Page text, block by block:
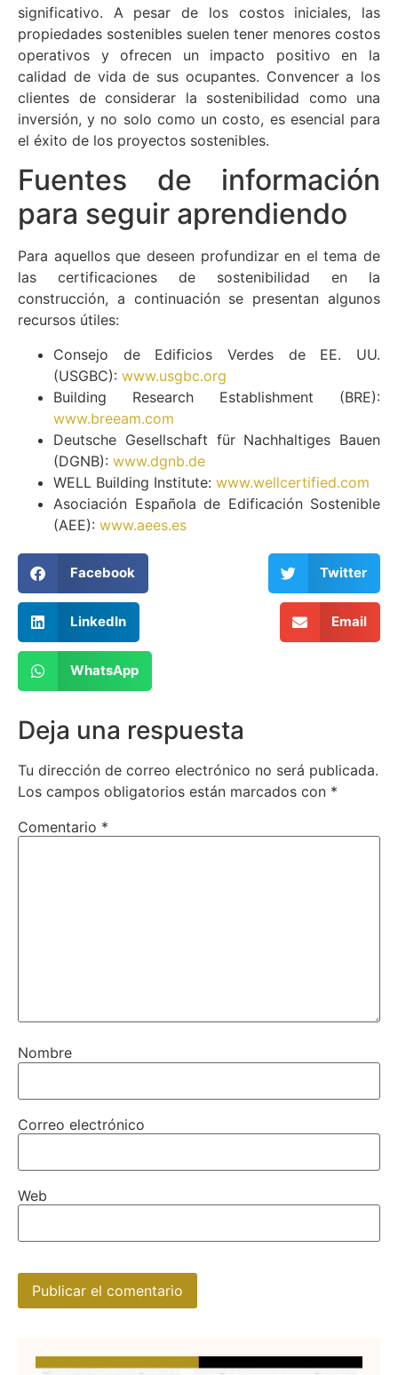
significativo. A pesar de los costos iniciales, las
propiedades sostenibles suelen tener menores costos
operativos y ofrecen un impacto positivo en la
calidad de vida de sus ocupantes. Convencer a los
clientes de considerar la sostenibilidad como una
inversión, y no solo como un costo, es esencial para
el éxito de los proyectos sostenibles.
Fuentes de información
para seguir aprendiendo
Para aquellos que deseen profundizar en el tema de
las certificaciones de sostenibilidad en la
construcción, a continuación se presentan algunos
recursos útiles:
Consejo de Edificios Verdes de EE. UU.
(USGBC): www.usgbc.org
Building Research Establishment (BRE):
www.breeam.com
Deutsche Gesellschaft für Nachhaltiges Bauen
(DGNB): www.dgnb.de
WELL Building Institute: www.wellcertified.com
Asociación Española de Edificación Sostenible
(AEE): www.aees.es
Facebook Twitter
LinkedIn Email
WhatsApp
Deja una respuesta
Tu dirección de correo electrónico no será publicada.
Los campos obligatorios están marcados con *
Comentario *
Nombre
Correo electrónico
Web